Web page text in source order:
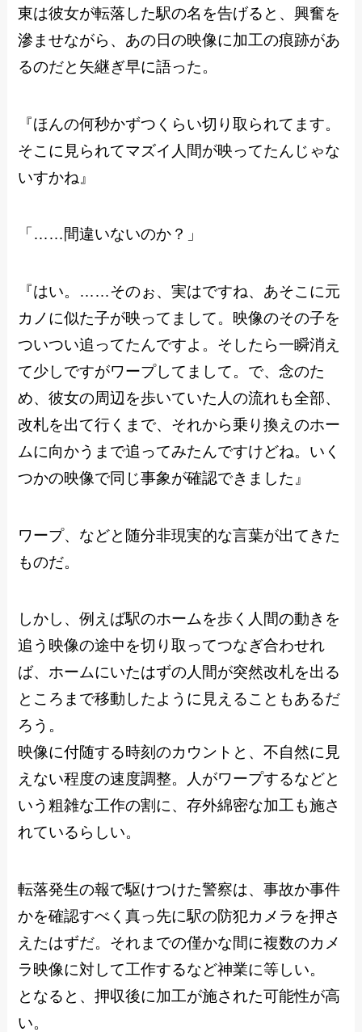
東は彼女が転落した駅の名を告げると、興奮を
滲ませながら、あの日の映像に加工の痕跡があ
るのだと矢継ぎ早に語った。
『ほんの何秒かずつくらい切り取られてます。
そこに見られてマズイ人間が映ってたんじゃな
いすかね』
「……間違いないのか？」
『はい。……そのぉ、実はですね、あそこに元
カノに似た子が映ってまして。映像のその子を
ついつい追ってたんですよ。そしたら一瞬消え
て少しですがワープしてまして。で、念のた
め、彼女の周辺を歩いていた人の流れも全部、
改札を出て行くまで、それから乗り換えのホー
ムに向かうまで追ってみたんですけどね。いく
つかの映像で同じ事象が確認できました』
ワープ、などと随分非現実的な言葉が出てきた
ものだ。
しかし、例えば駅のホームを歩く人間の動きを
追う映像の途中を切り取ってつなぎ合わせれ
ば、ホームにいたはずの人間が突然改札を出る
ところまで移動したように見えることもあるだ
ろう。
映像に付随する時刻のカウントと、不自然に見
えない程度の速度調整。人がワープするなどと
いう粗雑な工作の割に、存外綿密な加工も施さ
れているらしい。
転落発生の報で駆けつけた警察は、事故か事件
かを確認すべく真っ先に駅の防犯カメラを押さ
えたはずだ。それまでの僅かな間に複数のカメ
ラ映像に対して工作するなど神業に等しい。
となると、押収後に加工が施された可能性が高
い。